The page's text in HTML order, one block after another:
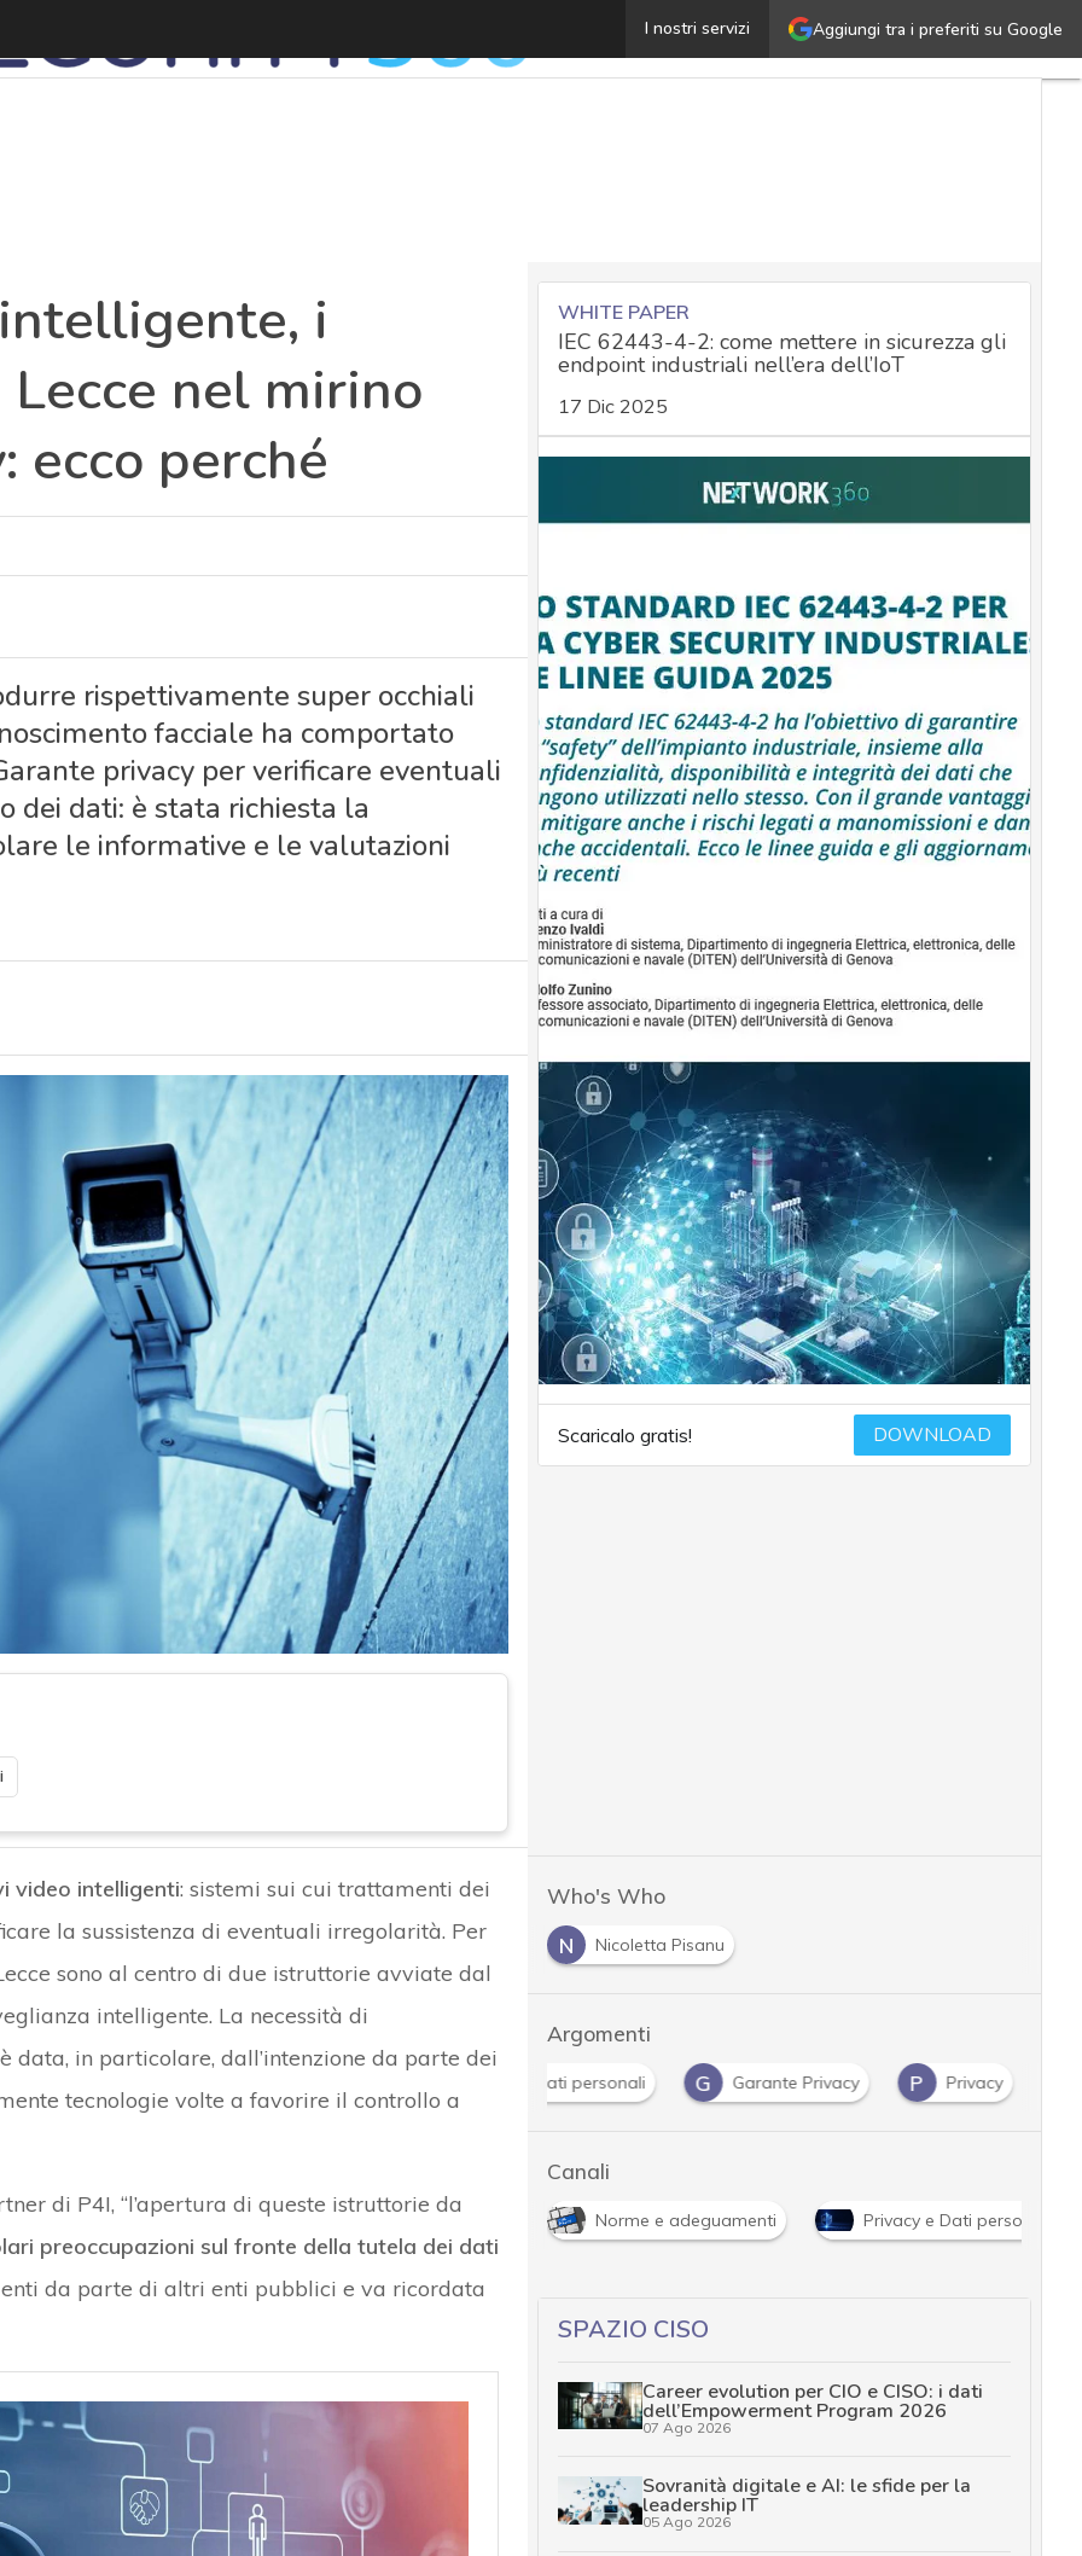
Aggiungi tra i preferiti su Google
I nostri servizi
Videosorveglianza intelligente, i Comuni di Arezzo e
i
nel mirino
ecco perché
rispettivamente super occhiali
facciale ha comportato
privacy per verificare eventuali
dati: è stata richiesta la
le informative e le valutazioni
video intelligenti: sistemi sui cui trattamenti dei
la sussistenza di eventuali irregolarità. Per
sono al centro di due istruttorie avviate dal
intelligente. La necessità di
data, in particolare, dall’intenzione da parte dei
tecnologie volte a favorire il controllo a
di P4I, “l’apertura di queste istruttorie da
preoccupazioni sul fronte della tutela dei dati
da parte di altri enti pubblici e va ricordata
WHITE PAPER
IEC 62443-4-2: come mettere in sicurezza gli
endpoint industriali nell’era dell’IoT
17 Dic 2025
Scaricalo gratis! DOWNLOAD
Who's Who
N
Nicoletta Pisanu
Argomenti
dati personali G Garante Privacy P Privacy
Canali
News, attualità e analisi Cyber sicurezza e privacy Norme e adeguamenti Privacy e Dati personali
SPAZIO CISO
Career evolution per CIO e CISO: i dati
dell’Empowerment Program 2026
07 Ago 2026
Sovranità digitale e AI: le sfide per la
leadership IT
05 Ago 2026